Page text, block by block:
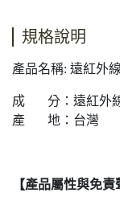
規格說明
產品名稱: 遠紅外
成 分：遠紅外線
產 地：台灣
【產品屬性與免責